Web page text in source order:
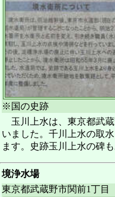
※国の史跡
玉川上水は、東京都武
いました。千川上水の取
ます。史跡玉川上水の碑も
境浄水場
東京都武蔵野市関前1丁目